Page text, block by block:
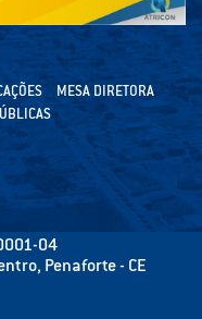
MESA DIRETORA
04
Penaforte - CE